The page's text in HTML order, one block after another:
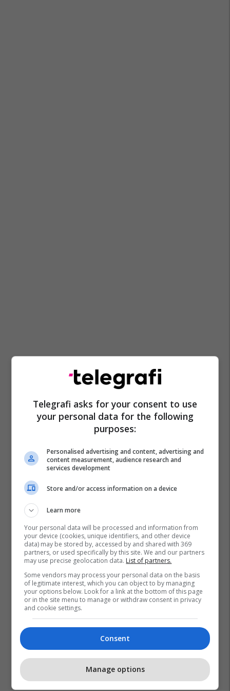
Kampionati Botëror 2026
Telegrafi asks for your consent to use
your personal data for the following
purposes:
Personalised advertising and content, advertising and
content measurement, audience research and
services development
Store and/or access information on a device
Learn more
Your personal data will be processed and information from
your device (cookies, unique identifiers, and other device
data) may be stored by, accessed by and shared with 369
partners, or used specifically by this site. We and our partners
may use precise geolocation data. List of partners.
Some vendors may process your personal data on the basis
of legitimate interest, which you can object to by managing
your options below. Look for a link at the bottom of this page
or in the site menu to manage or withdraw consent in privacy
and cookie settings.
Consent
Manage options